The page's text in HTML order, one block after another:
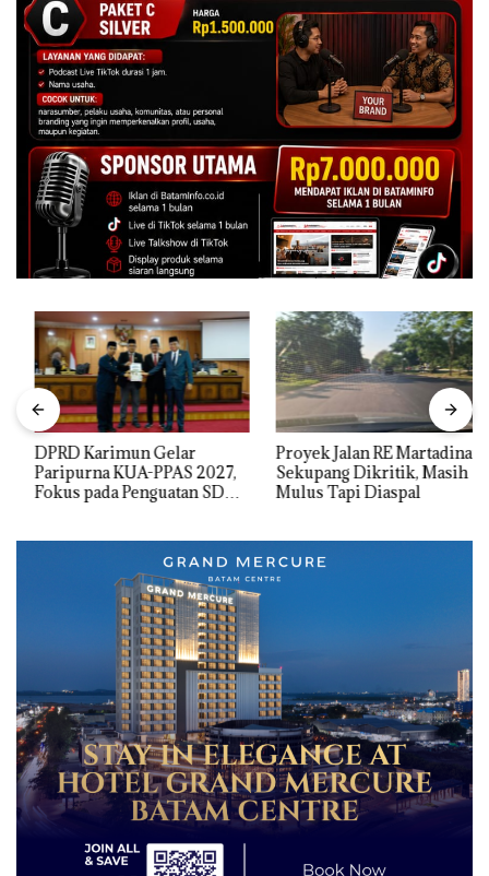
DPRD Karimun Gelar
Paripurna KUA-PPAS 2027,
Fokus pada Penguatan SDM,
Proyek Jalan RE Martadinata
Sekupang Dikritik, Masih
Mulus Tapi Diaspal